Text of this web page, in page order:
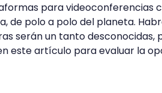
para videoconferencias
de polo a polo del planeta.
serán un tanto desconocidas,
este artículo para evaluar la